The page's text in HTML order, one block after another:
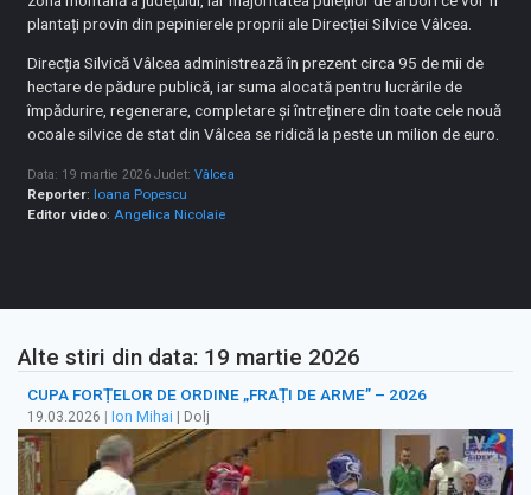
plantați provin din pepinierele proprii ale Direcției Silvice Vâlcea.
Direcția Silvică Vâlcea administrează în prezent circa 95 de mii de
hectare de pădure publică, iar suma alocată pentru lucrările de
împădurire, regenerare, completare și întreținere din toate cele nouă
ocoale silvice de stat din Vâlcea se ridică la peste un milion de euro.
Data: 19 martie 2026 Judet:Vâlcea
Reporter: Ioana Popescu
Editor video:Angelica Nicolaie
Alte stiri din data: 19 martie 2026
CUPA FORȚELOR DE ORDINE „FRAȚI DE ARME” – 2026
19.03.2026 Ion Mihai | Dolj